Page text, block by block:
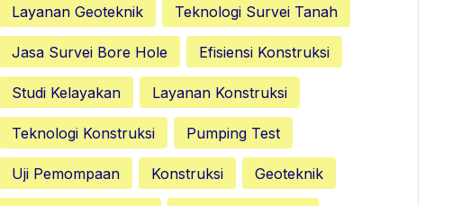
Layanan Geoteknik Teknologi Survei Tanah
Jasa Survei Bore Hole Efisiensi Konstruksi
Studi Kelayakan Layanan Konstruksi
Teknologi Konstruksi Pumping Test
Uji Pemompaan Konstruksi Geoteknik